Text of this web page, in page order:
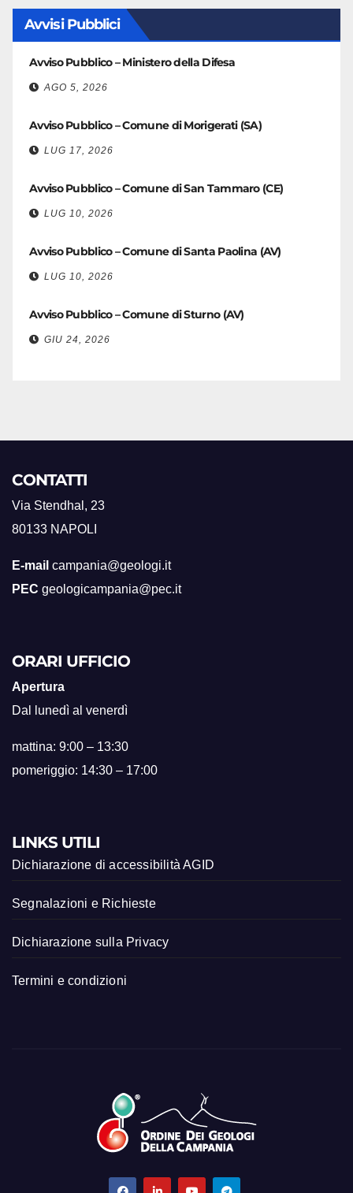
Avvisi Pubblici
Avviso Pubblico – Ministero della Difesa
AGO 5, 2026
Avviso Pubblico – Comune di Morigerati (SA)
LUG 17, 2026
Avviso Pubblico – Comune di San Tammaro (CE)
LUG 10, 2026
Avviso Pubblico – Comune di Santa Paolina (AV)
LUG 10, 2026
Avviso Pubblico – Comune di Sturno (AV)
GIU 24, 2026
CONTATTI
Via Stendhal, 23
80133 NAPOLI
E-mail campania@geologi.it
PEC geologicampania@pec.it
ORARI UFFICIO
Apertura
Dal lunedì al venerdì
mattina: 9:00 – 13:30
pomeriggio: 14:30 – 17:00
LINKS UTILI
Dichiarazione di accessibilità AGID
Segnalazioni e Richieste
Dichiarazione sulla Privacy
Termini e condizioni